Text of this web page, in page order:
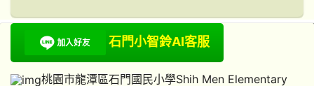
石門小智鈴AI客服
桃園市龍潭區石門國民小學Shih Men Elementary